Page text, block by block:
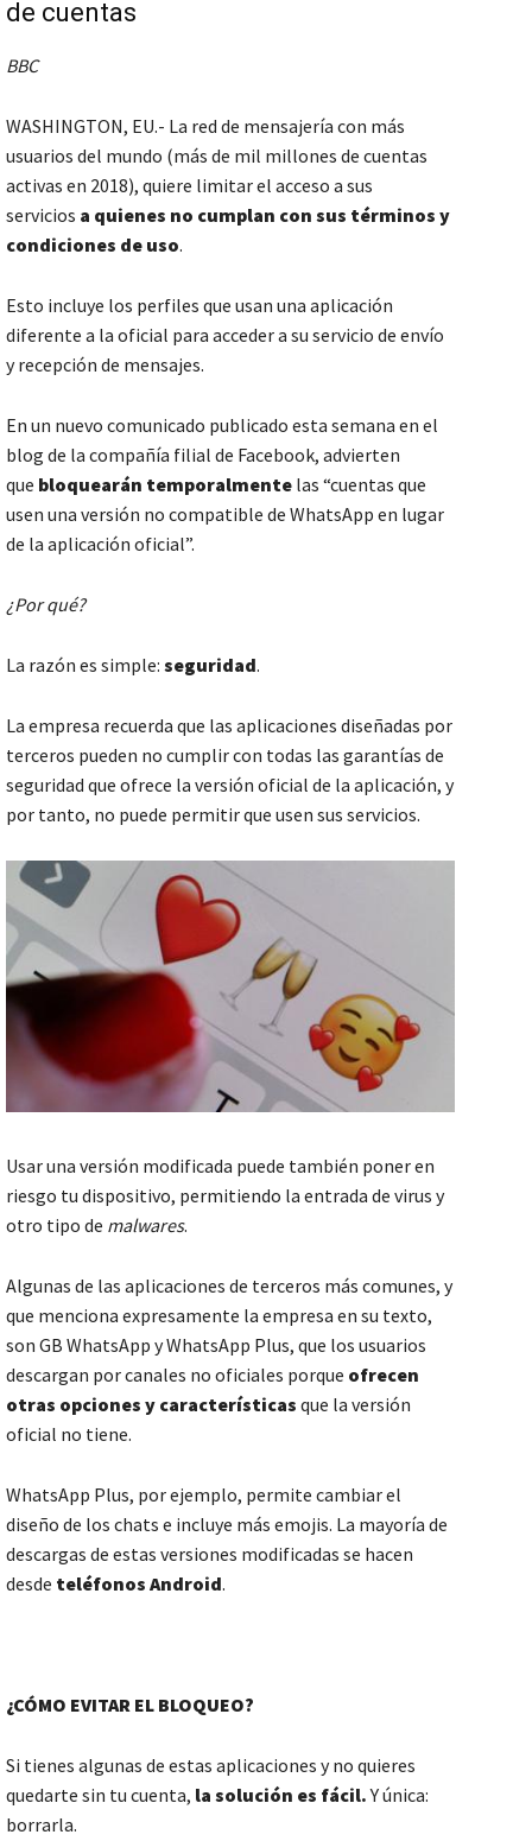
de cuentas
BBC
WASHINGTON, EU.- La red de mensajería con más
usuarios del mundo (más de mil millones de cuentas
activas en 2018), quiere limitar el acceso a sus
servicios a quienes no cumplan con sus términos y
condiciones de uso.
Esto incluye los perfiles que usan una aplicación
diferente a la oficial para acceder a su servicio de envío
y recepción de mensajes.
En un nuevo comunicado publicado esta semana en el
blog de la compañía filial de Facebook, advierten
que bloquearán temporalmente las “cuentas que
usen una versión no compatible de WhatsApp en lugar
de la aplicación oficial”.
¿Por qué?
La razón es simple: seguridad.
La empresa recuerda que las aplicaciones diseñadas por
terceros pueden no cumplir con todas las garantías de
seguridad que ofrece la versión oficial de la aplicación, y
por tanto, no puede permitir que usen sus servicios.
Usar una versión modificada puede también poner en
riesgo tu dispositivo, permitiendo la entrada de virus y
otro tipo de malwares.
Algunas de las aplicaciones de terceros más comunes, y
que menciona expresamente la empresa en su texto,
son GB WhatsApp y WhatsApp Plus, que los usuarios
descargan por canales no oficiales porque ofrecen
otras opciones y características que la versión
oficial no tiene.
WhatsApp Plus, por ejemplo, permite cambiar el
diseño de los chats e incluye más emojis. La mayoría de
descargas de estas versiones modificadas se hacen
desde teléfonos Android.
¿CÓMO EVITAR EL BLOQUEO?
Si tienes algunas de estas aplicaciones y no quieres
quedarte sin tu cuenta, la solución es fácil.Y única:
borrarla.